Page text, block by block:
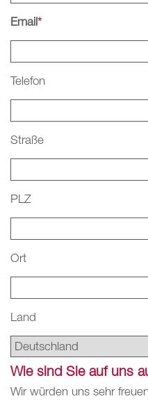
Email*
Telefon
Straße
PLZ
Ort
Land
Wie sind Sie auf uns
Wir würden uns sehr